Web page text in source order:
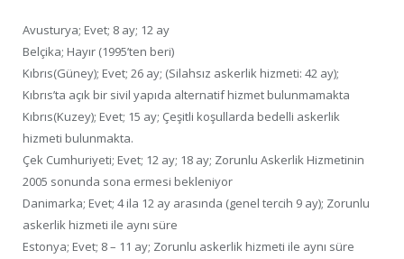
Avusturya; Evet; 8 ay; 12 ay
Belçika; Hayır (1995’ten beri)
Kıbrıs(Güney); Evet; 26 ay; (Silahsız askerlik hizmeti: 42 ay);
Kıbrıs’ta açık bir sivil yapıda alternatif hizmet bulunmamakta
Kıbrıs(Kuzey); Evet; 15 ay; Çeşitli koşullarda bedelli askerlik
hizmeti bulunmakta.
Çek Cumhuriyeti; Evet; 12 ay; 18 ay; Zorunlu Askerlik Hizmetinin
2005 sonunda sona ermesi bekleniyor
Danimarka; Evet; 4 ila 12 ay arasında (genel tercih 9 ay); Zorunlu
askerlik hizmeti ile aynı süre
Estonya; Evet; 8 – 11 ay; Zorunlu askerlik hizmeti ile aynı süre